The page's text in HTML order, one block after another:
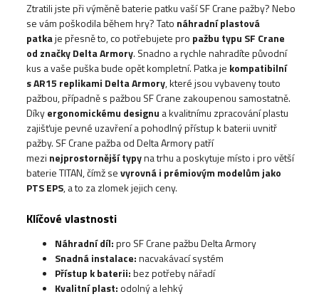
Ztratili jste při výměně baterie patku vaší SFCrane pažby? Nebo
se vám poškodila během hry? Tato náhradní plastová
patkaje přesně to, co potřebujete pro pažbu typu SF Crane
od značky Delta Armory. Snadno a rychle nahradíte původní
kus a vaše puška bude opět kompletní. Patka je kompatibilní
sAR15 replikami Delta Armory, které jsou vybaveny touto
pažbou, případně s pažbou SF Crane zakoupenou samostatně.
Díkyergonomickému designu a kvalitnímu zpracování plastu
zajišťuje pevné uzavření a pohodlný přístup k baterii uvnitř
pažby. SF Crane pažba od Delta Armory patří
mezi nejprostornější typyna trhu a poskytuje místo i pro větší
baterie TITAN, čímž sevyrovná i prémiovým modelům jako
PTS EPS, a to za zlomek jejich ceny.
Klíčové vlastnosti
Náhradní díl:pro SF Crane pažbu Delta Armory
Snadná instalace:nacvakávací systém
Přístup k baterii:bez potřeby nářadí
Kvalitní plast:odolný a lehký